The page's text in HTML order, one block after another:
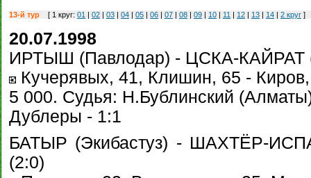
13-й тур [ 1 круг: 01 | 02 | 03 | 04 | 05 | 06 | 07 | 08 | 09 | 10 | 11 | 12 | 13 | 14 | 2 круг ]
20.07.1998
ИРТЫШ (Павлодар) - ЦСКА-КАЙРАТ
Кучерявых, 41, Клишин, 65 -
5 000. Судья: Н.Бублинский
Дублеры - 1:1
БАТЫР (Экибастуз) - ШАХТЁР-
(2:0)